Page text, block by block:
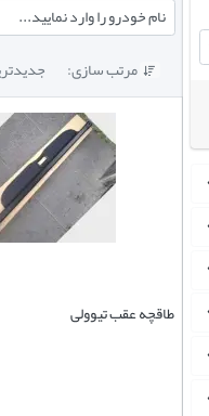
نام خودرو را وارد نمایید...
 مرتب سازی:
طاقچه عقب تیوولی